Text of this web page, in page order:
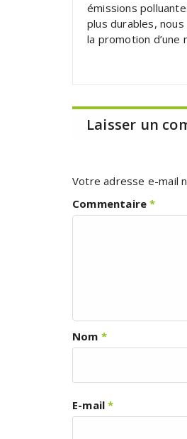
émissions
plus durables,
la promotion
Laisser un
Votre adresse e-mail
Commentaire*
Nom *
E-mail*